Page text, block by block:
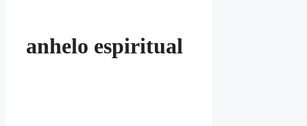
anhelo espiritual